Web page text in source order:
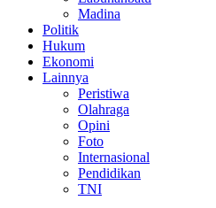
Madina
Politik
Hukum
Ekonomi
Lainnya
Peristiwa
Olahraga
Opini
Foto
Internasional
Pendidikan
TNI